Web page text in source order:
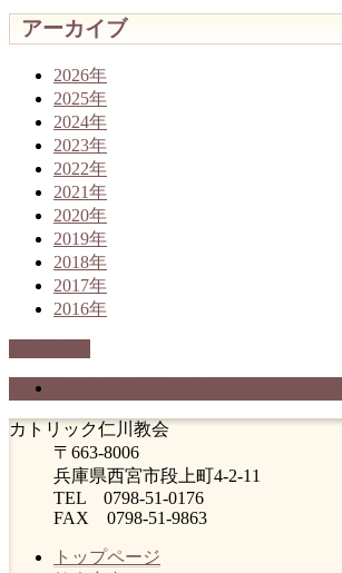
アーカイブ
2026年
2025年
2024年
2023年
2022年
2021年
2020年
2019年
2018年
2017年
2016年
カトリック仁川教会
〒663-8006
兵庫県西宮市段上町4-2-11
TEL 0798-51-0176
FAX 0798-51-9863
トップページ